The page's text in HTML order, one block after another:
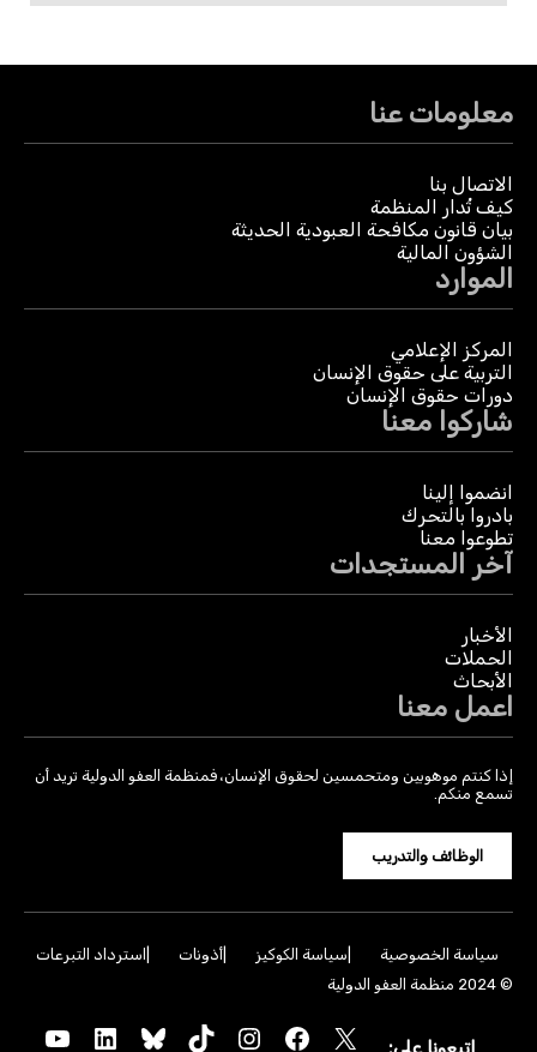
معلومات عنا
الاتصال بنا
كيف تُدار المنظمة
بيان قانون مكافحة العبودية الحديثة
الشؤون المالية
الموارد
المركز الإعلامي
التربية على حقوق الإنسان
دورات حقوق الإنسان
شاركوا معنا
انضموا إلينا
بادروا بالتحرك
تطوعوا معنا
آخر المستجدات
الأخبار
الحملات
الأبحاث
اعمل معنا
إذا كنتم موهوبين ومتحمسين لحقوق الإنسان، فمنظمة العفو الدولية تريد أن
تسمع منكم.
الوظائف والتدريب
سياسة الخصوصية سياسة الكوكيز أذونات
استرداد التبرعات
© 2024 منظمة العفو الدولية
X
Facebook
Instagram
TikTok
Bluesky
LinkedIn
YouTube